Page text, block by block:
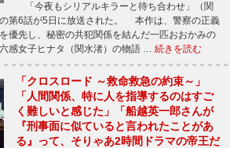
「今夜もシリアルキラーと待ち合わせ」（関
第6話が5日に放送された。 本作は、警察の正義
優先し、秘密の共犯関係を結んだ一匹おおかみの
感女子ヒナタ（関水渚）の物語 … 続きを読む
「クロスロード ～救命救急の約束～」
「人間関係、特に人を指導するのはすご
く難しいと感じた」「船越英一郎さんが
『刑事面に似ていると言われたことがあ
る』って、そりゃあ2時間ドラマの帝王だ